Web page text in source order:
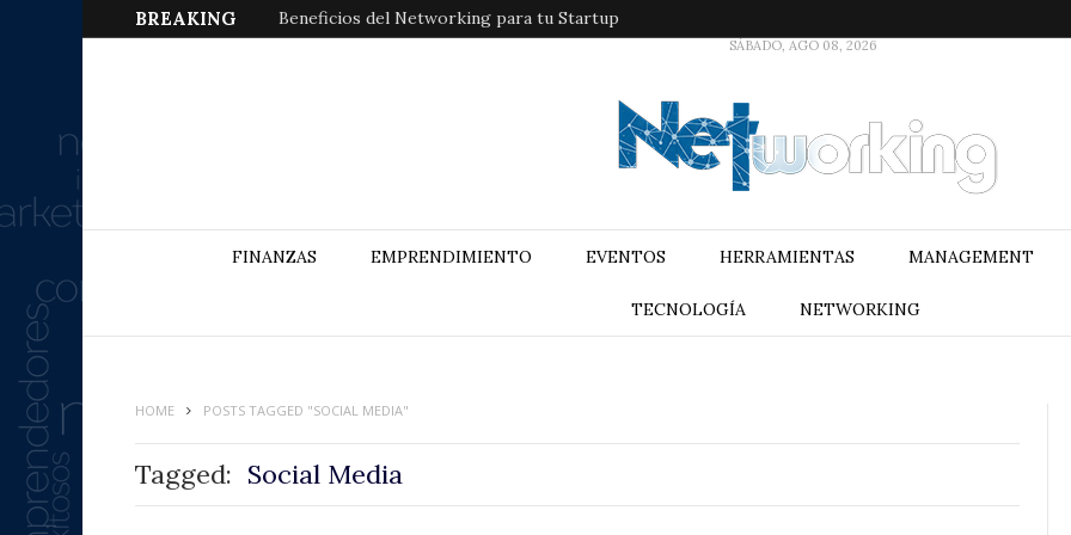
BREAKING Beneficios del Networking para tu Startup
SÁBADO, AGO 08, 2026
FINANZAS EMPRENDIMIENTO EVENTOS HERRAMIENTAS MANAGEMENT
TECNOLOGÍA NETWORKING
HOME POSTS TAGGED "SOCIAL MEDIA"
Tagged: Social Media